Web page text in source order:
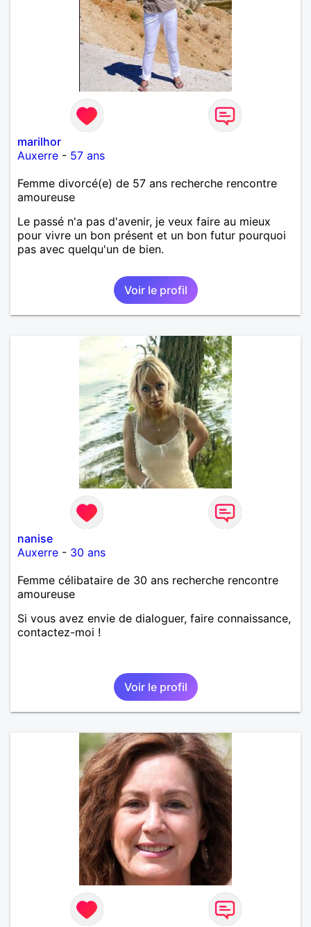
marilhor
Auxerre - 57 ans
Femme divorcé(e) de 57 ans recherche rencontre
amoureuse
Le passé n'a pas d'avenir, je veux faire au mieux
pour vivre un bon présent et un bon futur pourquoi
pas avec quelqu'un de bien.
Voir le profil
nanise
Auxerre - 30 ans
Femme célibataire de 30 ans recherche rencontre
amoureuse
Si vous avez envie de dialoguer, faire connaissance,
contactez-moi !
Voir le profil